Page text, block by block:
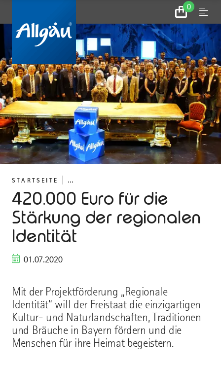
0
Zum
Warenkorb
Menu
STARTSEITE ...
420.000 Euro für die
Stärkung der regionalen
Identität
01.07.2020
Mit der Projektförderung „Regionale
Identität“ will der Freistaat die einzigartigen
Kultur- und Naturlandschaften, Traditionen
und Bräuche in Bayern fördern und die
Menschen für ihre Heimat begeistern.